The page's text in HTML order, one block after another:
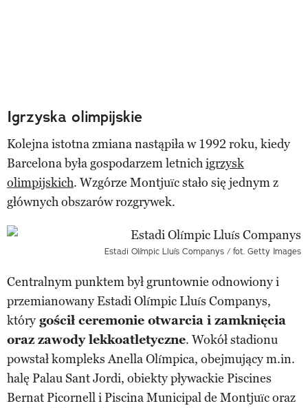
Igrzyska olimpijskie
Kolejna istotna zmiana nastąpiła w 1992 roku, kiedy
Barcelona była gospodarzem letnichigrzysk
olimpijskich. Wzgórze Montjuïc stało się jednym z
głównych obszarów rozgrywek.
Estadi Olímpic Lluís Companys / fot. Getty Images
Centralnym punktem był gruntownie odnowiony i
przemianowany Estadi Olímpic Lluís Companys,
który gościł ceremonie otwarcia i zamknięcia
oraz zawody lekkoatletyczne. Wokół stadionu
powstał kompleks Anella Olímpica, obejmujący m.in.
halę Palau Sant Jordi, obiekty pływackie Piscines
Bernat Picornell i Piscina Municipal de Montjuïc oraz